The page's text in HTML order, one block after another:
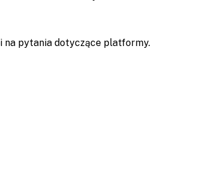
na pytania dotyczące platformy.